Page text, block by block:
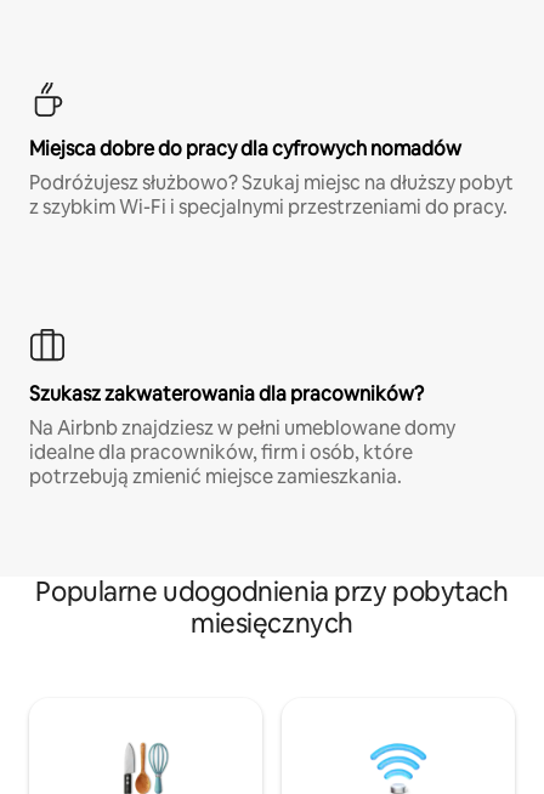
Miejsca dobre do pracy dla cyfrowych nomadów
Podróżujesz służbowo? Szukaj miejsc na dłuższy pobyt
z szybkim Wi-Fi i specjalnymi przestrzeniami do pracy.
Szukasz zakwaterowania dla pracowników?
Na Airbnb znajdziesz w pełni umeblowane domy
idealne dla pracowników, firm i osób, które
potrzebują zmienić miejsce zamieszkania.
Popularne udogodnienia przy pobytach
miesięcznych